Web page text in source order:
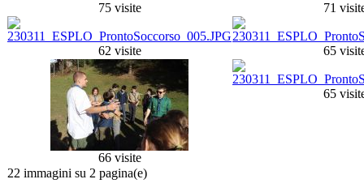
75 visite 71
62 visite 65
66 visite
65
22 immagini su 2 pagina(e)